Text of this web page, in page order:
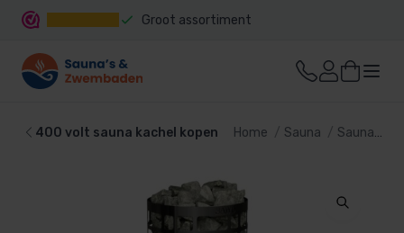
Groot assortiment
400 volt sauna kachel kopen Home Sauna Sauna kachel